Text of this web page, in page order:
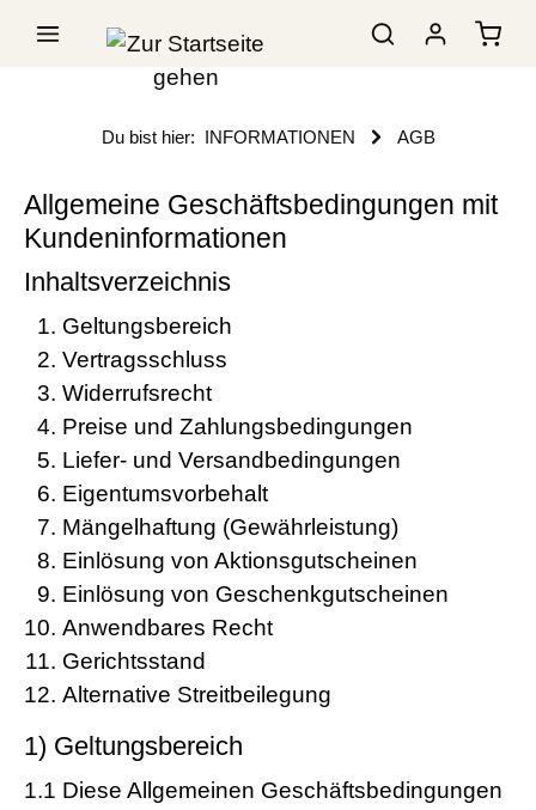
Du bist hier: INFORMATIONEN AGB
Allgemeine Geschäftsbedingungen mit
Kundeninformationen
Inhaltsverzeichnis
Geltungsbereich
Vertragsschluss
Widerrufsrecht
Preise und Zahlungsbedingungen
Liefer- und Versandbedingungen
Eigentumsvorbehalt
Mängelhaftung (Gewährleistung)
Einlösung von Aktionsgutscheinen
Einlösung von Geschenkgutscheinen
Anwendbares Recht
Gerichtsstand
Alternative Streitbeilegung
1) Geltungsbereich
1.1 Diese Allgemeinen Geschäftsbedingungen